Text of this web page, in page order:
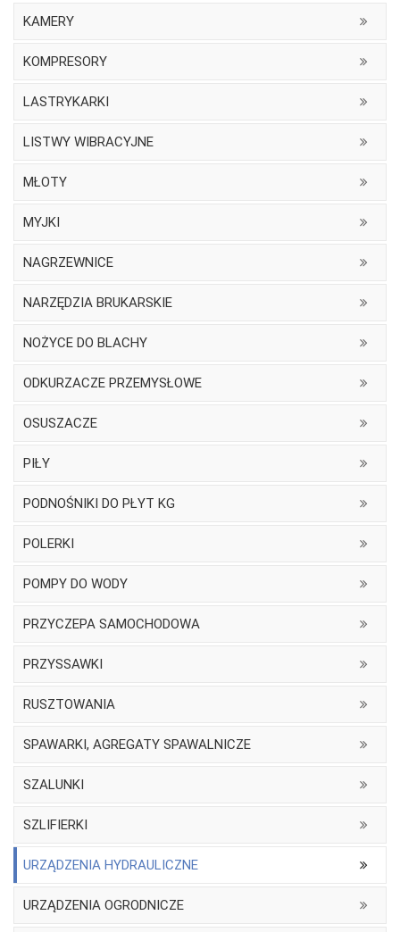
KAMERY
KOMPRESORY
LASTRYKARKI
LISTWY WIBRACYJNE
MŁOTY
MYJKI
NAGRZEWNICE
NARZĘDZIA BRUKARSKIE
NOŻYCE DO BLACHY
ODKURZACZE PRZEMYSŁOWE
OSUSZACZE
PIŁY
PODNOŚNIKI DO PŁYT KG
POLERKI
POMPY DO WODY
PRZYCZEPA SAMOCHODOWA
PRZYSSAWKI
RUSZTOWANIA
SPAWARKI, AGREGATY SPAWALNICZE
SZALUNKI
SZLIFIERKI
URZĄDZENIA HYDRAULICZNE
URZĄDZENIA OGRODNICZE